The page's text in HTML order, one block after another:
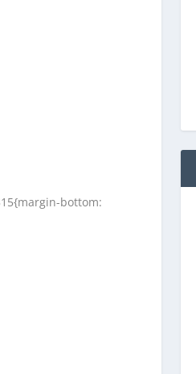
bottom: